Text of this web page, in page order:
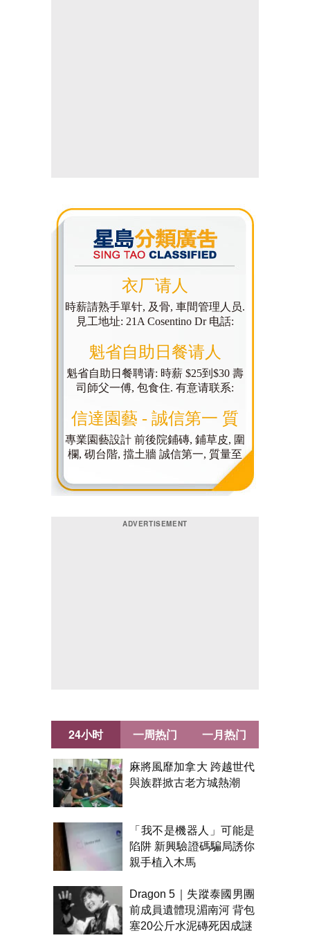
24小时
麻將風靡加拿大 跨越世代
與族群掀古老方城熱潮
「我不是機器人」可能是
陷阱 新興驗證碼騙局誘你
親手植入木馬
Dragon 5｜失蹤泰國男團
前成員遺體現湄南河 背包
塞20公斤水泥磚死因成謎
一周热门 一月热门